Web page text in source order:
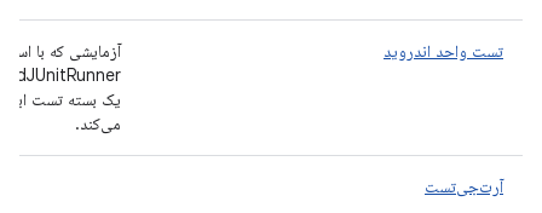
تست واحد اندروید آزمایشی که با
یک بسته تست
می‌کند.
آرت‌جی‌تست